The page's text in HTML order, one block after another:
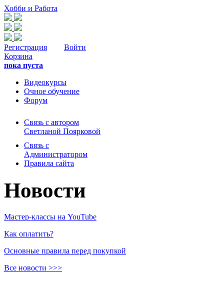
Хобби и Работа
Регистрация
Войти
Корзина
пока пуста
Видеокурсы
Очное обучение
Форум
Связь с автором
Светланой Поярковой
Связь с
Администратором
Правила сайта
Новости
Мастер-классы на YouTube
Как оплатить?
Основные правила перед покупкой
Все новости >>>